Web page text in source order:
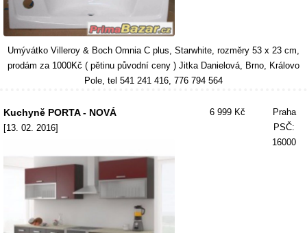
Umývátko Villeroy & Boch Omnia C plus, Starwhite, rozměry 53 x 23 cm,
prodám za 1000Kč ( pětinu původní ceny ) Jitka Danielová, Brno, Královo
Pole, tel 541 241 416, 776 794 564
Kuchyně PORTA - NOVÁ
[13. 02. 2016]
6 999 Kč
Praha
PSČ:
16000